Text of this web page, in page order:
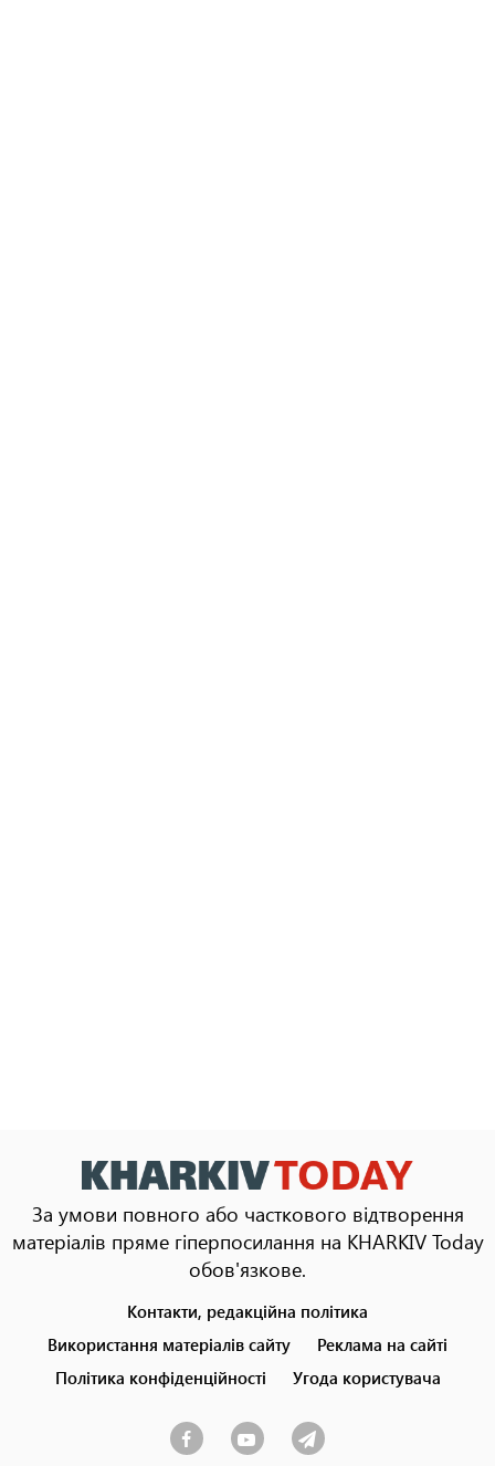
За умови повного або часткового відтворення
матеріалів пряме гіперпосилання на KHARKIV Today
обов'язкове.
menu
Контакти, редакційна політика
Використання матеріалів сайту
Реклама на сайті
Політика конфіденційності
Угода користувача